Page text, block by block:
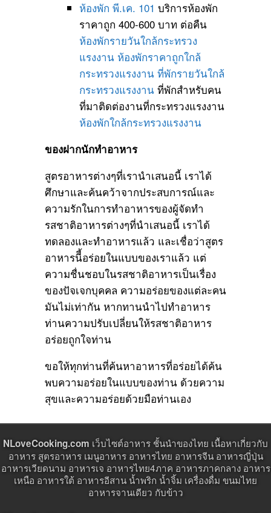
ห้องพัก พี.เค. 101 บริการห้องพัก
ราคาถูก 400-600 บาท ต่อคืน
ห้องพักรายวันใกล้กระทรวง
แรงงาน ห้องพักราคาถูกใกล้
กระทรวงแรงงาน ที่พักรายวันใกล้
กระทรวงแรงงานที่พักสำหรับคน
ที่มาติดต่องานที่กระทรวงแรงงาน
ห้องพักใกล้กระทรวงแรงงาน
ของฝากนักทำอาหาร
สูตรอาหารต่างๆที่เรานำเสนอนี้ เราได้
ศึกษาและค้นคว้าจากประสบการณ์และ
ความรักในการทำอาหารของผู้จัดทำ
รสชาติอาหารต่างๆที่นำเสนอนี้ เราได้
ทดลองและทำอาหารแล้ว และเชื่อว่าสูตร
อาหารนีี้อร่อยในแบบของเราแล้ว แต่
ความชื่นชอบในรสชาติอาหารเป็นเรื่อง
ของปัจเจกบุคคล ความอร่อยของแต่ละคน
มันไม่เท่ากัน หากทานนำไปทำอาหาร
ท่านความปรับเปลี่ยนให้รสชาติอาหาร
อร่อยถูกใจท่าน
ขอให้ทุกท่านที่ค้นหาอาหารที่อร่อยได้ค้น
พบความอร่อยในแบบของท่าน ด้วยความ
สุขและความอร่อยด้วยมือท่านเอง
NLoveCooking.com เว็บไซต์อาหาร ชั้นนำของไทย เนื้อหาเกี่ยวกับ
อาหาร สูตรอาหาร เมนูอาหาร อาหารไทย อาหารจีน อาหารญี่ปุ่น
อาหารเวียดนาม อาหารเจ อาหารไทย4ภาค อาหารภาคกลาง อาหาร
เหนือ อาหารใต้ อาหารอีสาน น้ำพริก น้ำจิ้ม เครื่องดื่ม ขนมไทย
อาหารจานเดียว กับข้าว